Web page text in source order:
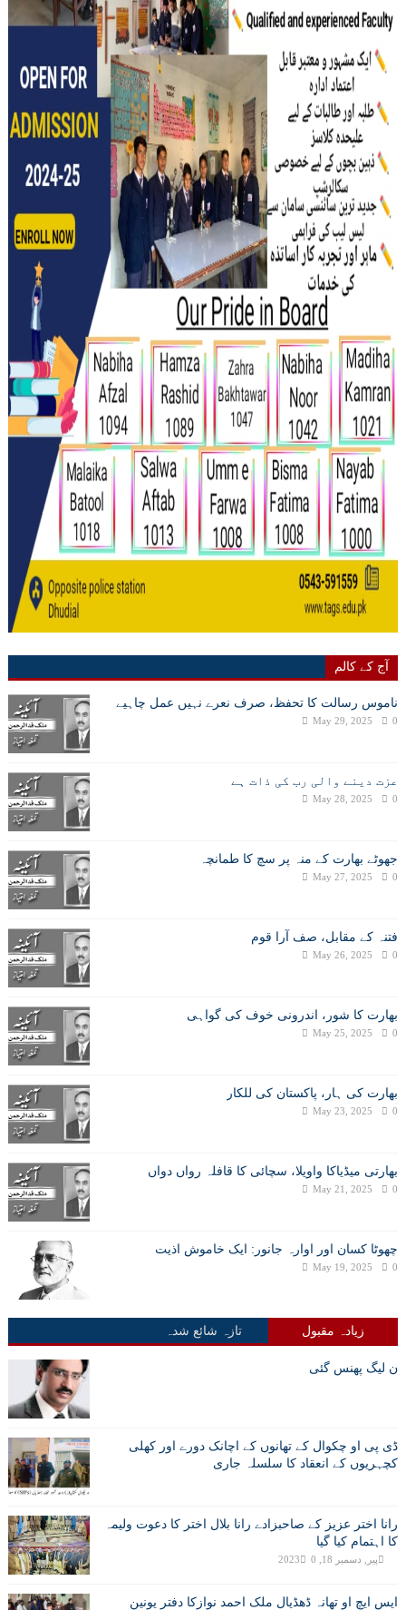
آج کے کالم
ناموس رسالت کا تحفظ، صرف نعرے نہیں عمل چاہیے
May 29, 2025 0
عزت دینے والی رب کی ذات ہے
May 28, 2025 0
جھوٹے بھارت کے منہ پر سچ کا طمانچہ
May 27, 2025 0
فتنہ کے مقابل، صف آرا قوم
May 26, 2025 0
بھارت کا شور، اندرونی خوف کی گواہی
May 25, 2025 0
بھارت کی ہار، پاکستان کی للکار
May 23, 2025 0
بھارتی میڈیاکا واویلا، سچائی کا قافلہ رواں دواں
May 21, 2025 0
چھوٹا کسان اور اوارہ جانور: ایک خاموش اذیت
May 19, 2025 0
زیادہ مقبول تازہ شائع شدہ
ن لیگ پھنس گئی
ڈی پی او چکوال کے تھانوں کے اچانک دورے اور کھلی
کچہریوں کے انعقاد کا سلسلہ جاری
رانا اختر عزیز کے صاحبزادے رانا بلال اختر کا دعوت ولیمہ
کا اہتمام کیا گیا
پیر, دسمبر 18, 2023 0
ایس ایچ او تھانہ ڈھڈیال ملک احمد نوازکا دفتر یونین